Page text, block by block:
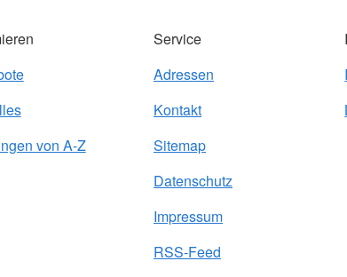
von A-Z
Service
Adressen
Kontakt
Sitemap
Datenschutz
Impressum
RSS-Feed